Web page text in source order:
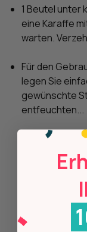
1 Beutel unter
eine Karaffe
warten.
Für den
legen Sie
gewünschte
entfeuchten...